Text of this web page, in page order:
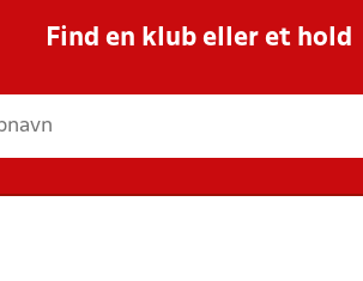
Find en klub eller et hold